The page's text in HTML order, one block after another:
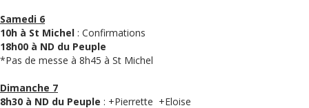
Samedi 6
10h à St Michel : Confirmations
18h00 à ND du Peuple
*Pas de messe à 8h45 à St Michel
Dimanche 7
8h30 à ND du Peuple : +Pierrette +Eloise